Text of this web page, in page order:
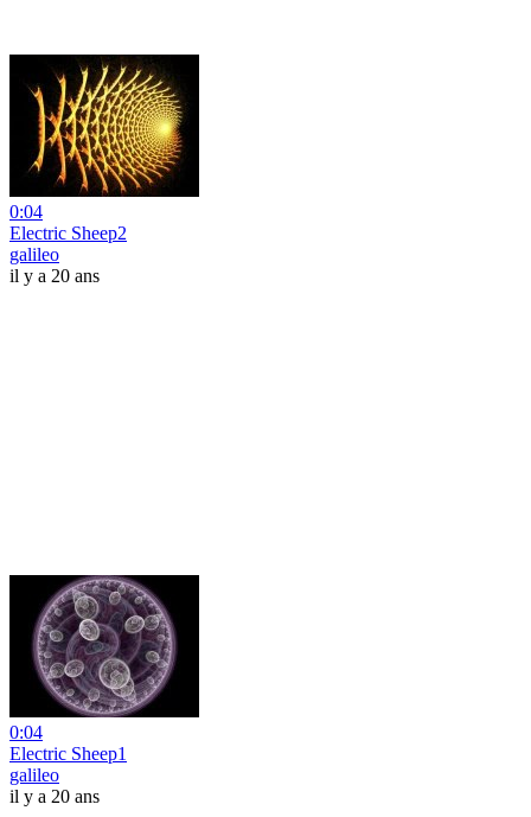
0:04
Electric Sheep2
galileo
il y a 20 ans
0:04
Electric Sheep1
galileo
il y a 20 ans